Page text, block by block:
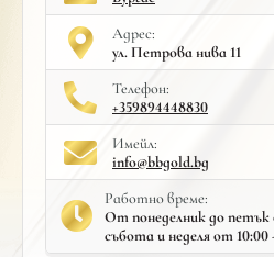
Адрес:
ул. Петрова нива 11
Телефон:
+359894448830
Имейл:
info@bbgold.bg
Работно време:
От понеделник до петък
събота и неделя от 10:00